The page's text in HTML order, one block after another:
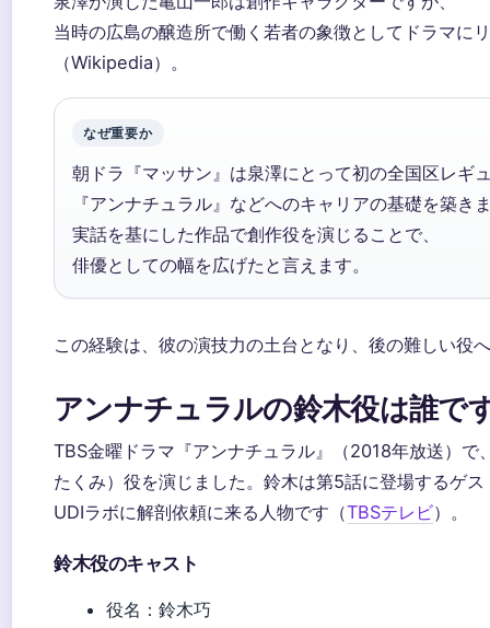
当時の広島の醸造所で働く若者の象徴としてドラマに
（Wikipedia）。
なぜ重要か
朝ドラ『マッサン』は泉澤にとって初の全国区レギ
『アンナチュラル』などへのキャリアの基礎を築き
実話を基にした作品で創作役を演じることで、
俳優としての幅を広げたと言えます。
この経験は、彼の演技力の土台となり、後の難しい役
アンナチュラルの鈴木役は誰で
TBS金曜ドラマ『アンナチュラル』（2018年放送）で
たくみ）役を演じました。鈴木は第5話に登場するゲ
UDIラボに解剖依頼に来る人物です（TBSテレビ）。
鈴木役のキャスト
役名：鈴木巧